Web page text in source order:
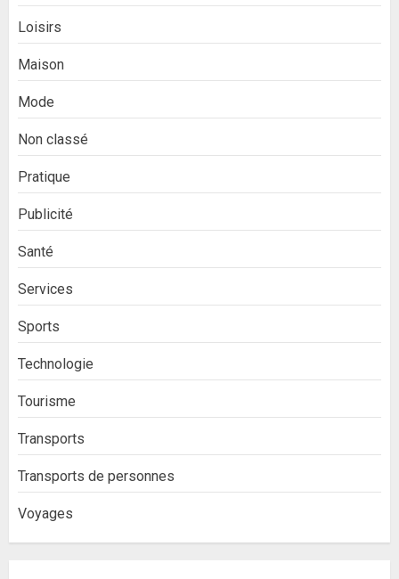
Loisirs
Maison
Mode
Non classé
Pratique
Publicité
Santé
Services
Sports
Technologie
Tourisme
Transports
Transports de personnes
Voyages